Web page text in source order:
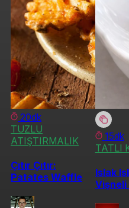
20dk
TUZLU
ATIŞTIRMALIK
Çıtır Çıtır:
Patates Waffle
15dk
TATLI
Islak
Vişneli